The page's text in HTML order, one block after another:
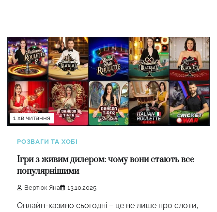
1 хв читання
РОЗВАГИ ТА ХОБІ
Ігри з живим дилером: чому вони стають все
популярнішими
Вертюк Яна 13.10.2025
Онлайн-казино сьогодні – це не лише про слоти,